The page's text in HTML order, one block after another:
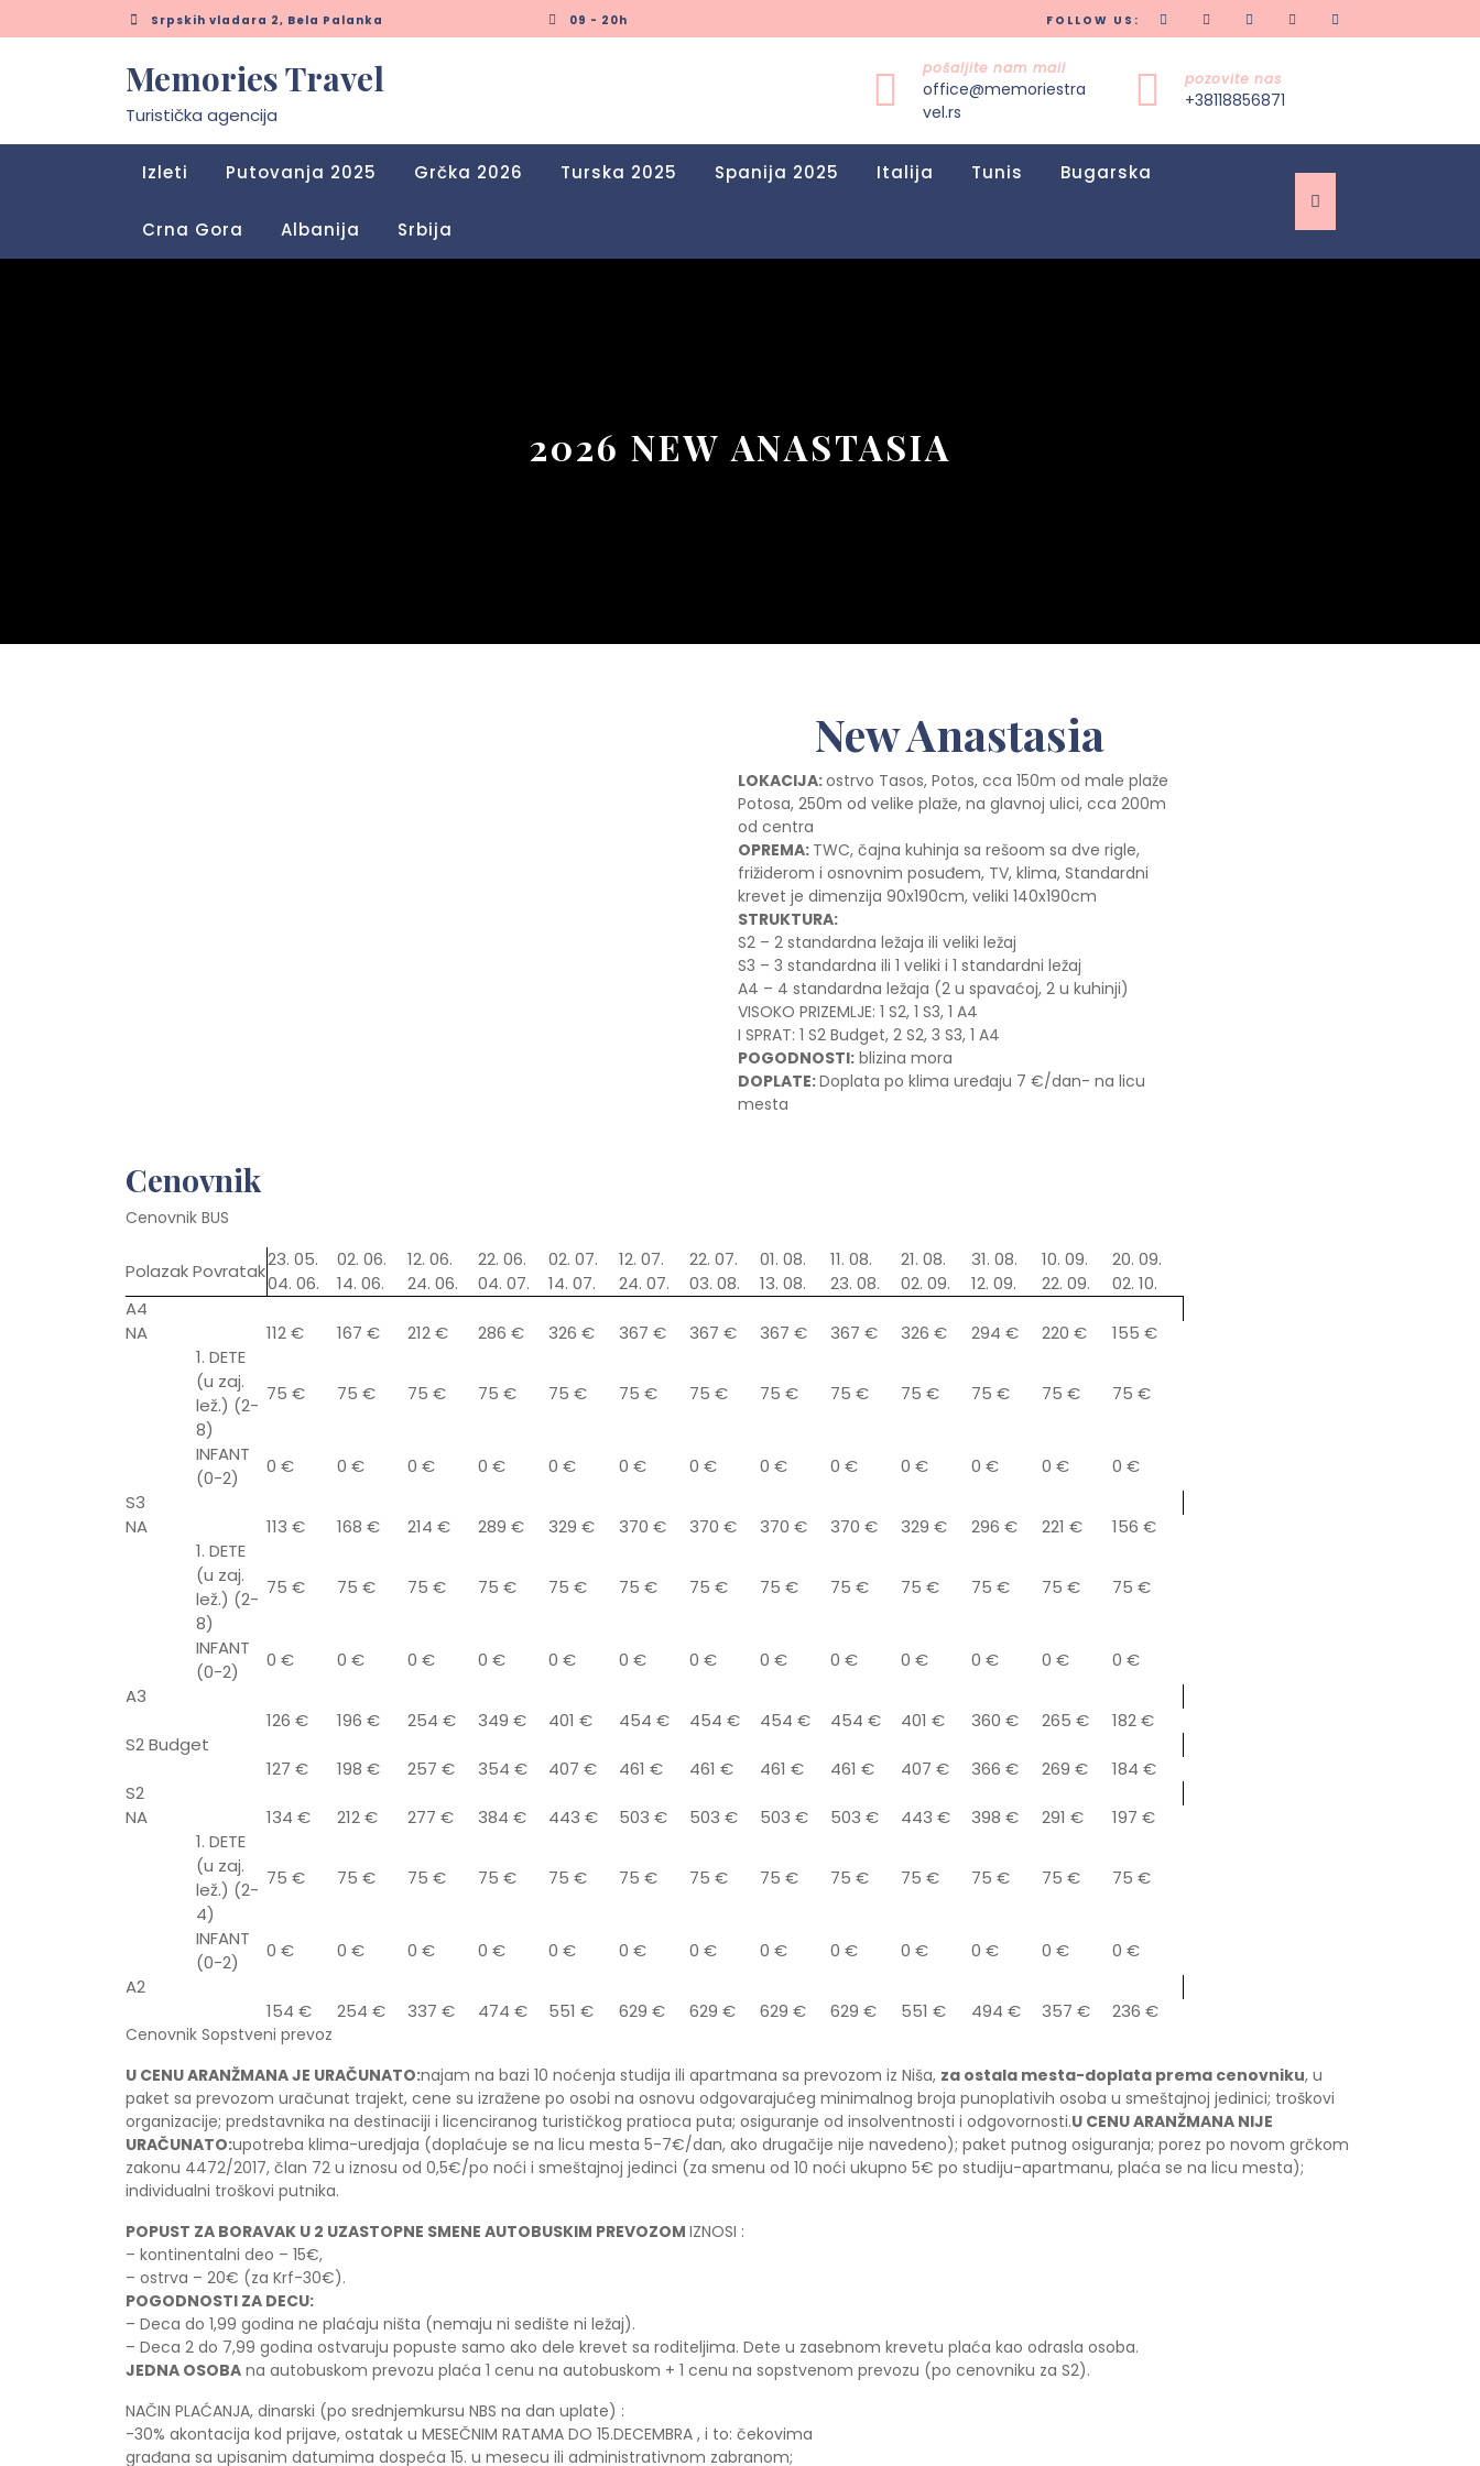
to
Srpskih vladara 2, Bela Palanka 09 - 20h FOLLOW US:
Memories Travel
Turistička agencija
pošaljite nam mail
office@memoriestra
vel.rs
pozovite nas
+38118856871
Izleti Putovanja 2025 Grčka 2026 Turska 2025 Spanija 2025 Italija Tunis Bugarska
Crna Gora Albanija Srbija
2026 NEW ANASTASIA
New Anastasia
LOKACIJA:ostrvo Tasos, Potos, cca 150m od male plaže
Potosa, 250m od velike plaže, na glavnoj ulici, cca 200m
od centra
OPREMA: TWC, čajna kuhinja sa rešoom sa dve rigle,
frižiderom i osnovnim posuđem, TV, klima, Standardni
krevet je dimenzija 90x190cm, veliki 140x190cm
STRUKTURA:
S2 – 2 standardna ležaja ili veliki ležaj
S3 – 3 standardna ili 1 veliki i 1 standardni ležaj
A4 – 4 standardna ležaja (2 u spavaćoj, 2 u kuhinji)
VISOKO PRIZEMLJE: 1 S2, 1 S3, 1 A4
I SPRAT: 1 S2 Budget, 2 S2, 3 S3, 1 A4
POGODNOSTI: blizina mora
DOPLATE:Doplata po klima uređaju 7 €/dan- na licu
mesta
Cenovnik
Cenovnik BUS
Polazak Povratak
23. 05. 02. 06. 12. 06. 22. 06. 02. 07. 12. 07. 22. 07. 01. 08. 11. 08. 21. 08. 31. 08. 10. 09.
20. 09.
04. 06.
14. 06. 24. 06. 04. 07. 14. 07. 24. 07. 03. 08. 13. 08. 23. 08. 02. 09. 12. 09. 22. 09.
02. 10.
A4
NA
112 € 167 € 212 € 286 € 326 € 367 € 367 € 367 € 367 € 326 € 294 € 220 €
155 €
1. DETE
(u zaj.
lež.) (2-
8)
75 € 75 € 75 € 75 € 75 € 75 € 75 € 75 € 75 € 75 € 75 € 75 € 75 €
INFANT
(0-2)
0 € 0 € 0 € 0 € 0 € 0 € 0 € 0 € 0 € 0 € 0 € 0 €
0 €
S3
NA
113 € 168 € 214 € 289 € 329 € 370 € 370 € 370 € 370 € 329 € 296 € 221 €
156 €
1. DETE
(u zaj.
lež.) (2-
8)
75 € 75 € 75 € 75 € 75 € 75 € 75 € 75 € 75 € 75 € 75 € 75 € 75 €
INFANT
(0-2)
0 € 0 € 0 € 0 € 0 € 0 € 0 € 0 € 0 € 0 € 0 € 0 €
0 €
A3
126 €
196 € 254 € 349 € 401 € 454 € 454 € 454 € 454 € 401 € 360 € 265 €
182 €
S2 Budget
127 €
198 € 257 € 354 € 407 € 461 € 461 € 461 € 461 € 407 € 366 € 269 €
184 €
S2
NA
134 € 212 € 277 € 384 € 443 € 503 € 503 € 503 € 503 € 443 € 398 € 291 €
197 €
1. DETE
(u zaj.
lež.) (2-
4)
75 € 75 € 75 € 75 € 75 € 75 € 75 € 75 € 75 € 75 € 75 € 75 € 75 €
INFANT
(0-2)
0 € 0 € 0 € 0 € 0 € 0 € 0 € 0 € 0 € 0 € 0 € 0 €
0 €
A2
154 €
254 € 337 € 474 € 551 € 629 € 629 € 629 € 629 € 551 € 494 € 357 € 236 €
Cenovnik Sopstveni prevoz
U CENU ARANŽMANA JE URAČUNATO:najam na bazi 10 noćenja studija ili apartmana sa prevozom iz Niša, za ostala mesta-doplata prema cenovniku, u
paket sa prevozom uračunat trajekt, cene su izražene po osobi na osnovu odgovarajućeg minimalnog broja punoplativih osoba u smeštajnoj jedinici; troškovi
organizacije; predstavnika na destinaciji i licenciranog turističkog pratioca puta; osiguranje od insolventnosti i odgovornosti.U CENU ARANŽMANA NIJE
URAČUNATO:upotreba klima-uredjaja (doplaćuje se na licu mesta 5-7€/dan, ako drugačije nije navedeno); paket putnog osiguranja; porez po novom grčkom
zakonu 4472/2017, član 72 u iznosu od 0,5€/po noći i smeštajnoj jedinci (za smenu od 10 noći ukupno 5€ po studiju-apartmanu, plaća se na licu mesta);
individualni troškovi putnika.
POPUST ZA BORAVAK U 2 UZASTOPNE SMENE AUTOBUSKIM PREVOZOM IZNOSI :
– kontinentalni deo – 15€,
– ostrva – 20€ (za Krf-30€).
POGODNOSTI ZA DECU:
– Deca do 1,99 godina ne plaćaju ništa (nemaju ni sedište ni ležaj).
– Deca 2 do 7,99 godina ostvaruju popuste samo ako dele krevet sa roditeljima. Dete u zasebnom krevetu plaća kao odrasla osoba.
JEDNA OSOBA na autobuskom prevozu plaća 1 cenu na autobuskom + 1 cenu na sopstvenom prevozu (po cenovniku za S2).
NAČIN PLAĆANJA, dinarski (po srednjemkursu NBS na dan uplate) :
-30% akontacija kod prijave, ostatak u MESEČNIM RATAMA DO 15.DECEMBRA , i to: čekovima
građana sa upisanim datumima dospeća 15. u mesecu ili administrativnom zabranom;